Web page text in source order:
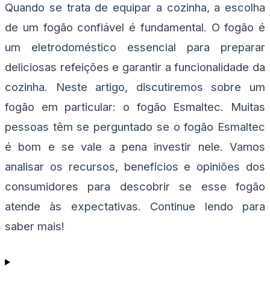
Quando se trata de equipar a cozinha, a escolha
de um fogão confiável é fundamental. O fogão é
um eletrodoméstico essencial para preparar
deliciosas refeições e garantir a funcionalidade da
cozinha. Neste artigo, discutiremos sobre um
fogão em particular: o fogão Esmaltec. Muitas
pessoas têm se perguntado se o fogão Esmaltec
é bom e se vale a pena investir nele. Vamos
analisar os recursos, benefícios e opiniões dos
consumidores para descobrir se esse fogão
atende às expectativas. Continue lendo para
saber mais!